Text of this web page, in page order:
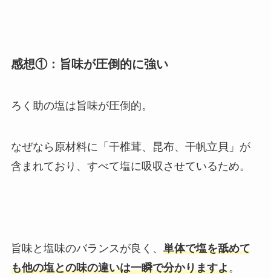
感想①：旨味が圧倒的に強い
ろく助の塩は旨味が圧倒的。
なぜなら原材料に「干椎茸、昆布、干帆立貝」が
含まれており、すべて塩に吸収させているため。
旨味と塩味のバランスが良く、 単体で塩を舐めて
も他の塩との味の違いは一瞬で分かりますよ。